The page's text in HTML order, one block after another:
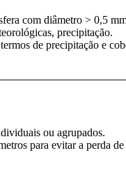
com diâmetro > 0,5
precipitação.
de precipitação e
ou agrupados.
para evitar a perda